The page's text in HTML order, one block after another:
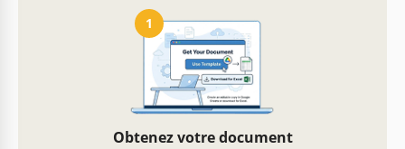
1
Obtenez votre document